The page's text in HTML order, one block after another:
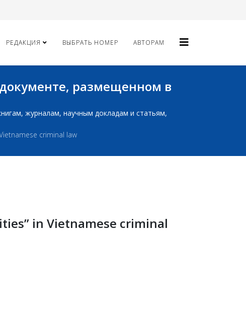
РЕДАКЦИЯ ВЫБРАТЬ НОМЕР АВТОРАМ
документе, размещенном в
журналам, научным докладам и статьям,
criminal law
in Vietnamese criminal